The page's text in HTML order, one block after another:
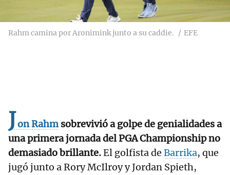
Rahm camina por Aronimink junto a su caddie. EFE
Jon Rahmsobrevivió a golpe de genialidades a
una primera jornada del PGA Championship no
demasiado brillante.El golfista de Barrika, que
jugó junto a Rory McIlroy y Jordan Spieth,